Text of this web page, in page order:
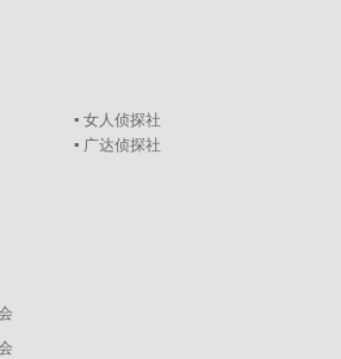
▪ 女人侦探社
▪ 广达侦探社